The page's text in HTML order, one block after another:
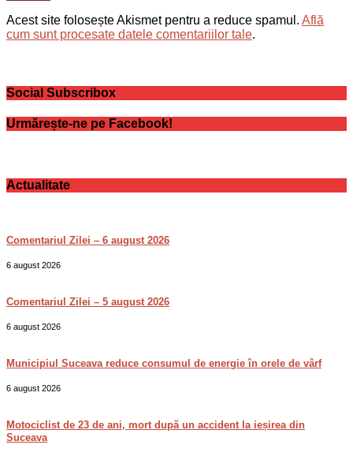
Acest site folosește Akismet pentru a reduce spamul. Află
cum sunt procesate datele comentariilor tale.
Social Subscribox
Urmărește-ne pe Facebook!
Actualitate
Comentariul Zilei – 6 august 2026
6 august 2026
Comentariul Zilei – 5 august 2026
6 august 2026
Municipiul Suceava reduce consumul de energie în orele de vârf
6 august 2026
Motociclist de 23 de ani, mort după un accident la ieșirea din
Suceava